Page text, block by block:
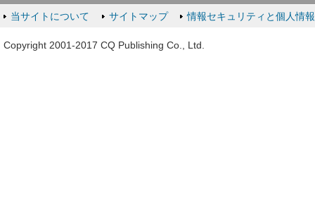
当サイトについて サイトマップ 情報セキュリティと個人情
Copyright 2001-2017 CQ Publishing Co., Ltd.